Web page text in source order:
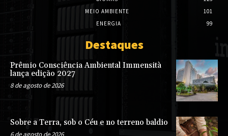
MEIO AMBIENTE
101
ENERGIA
99
Destaques
Prêmio Consciência Ambiental Immensità
lança edição 2027
8 de agosto de 2026
Sobre a Terra, sob o Céu e no terreno baldio
6 de agosto de 2026